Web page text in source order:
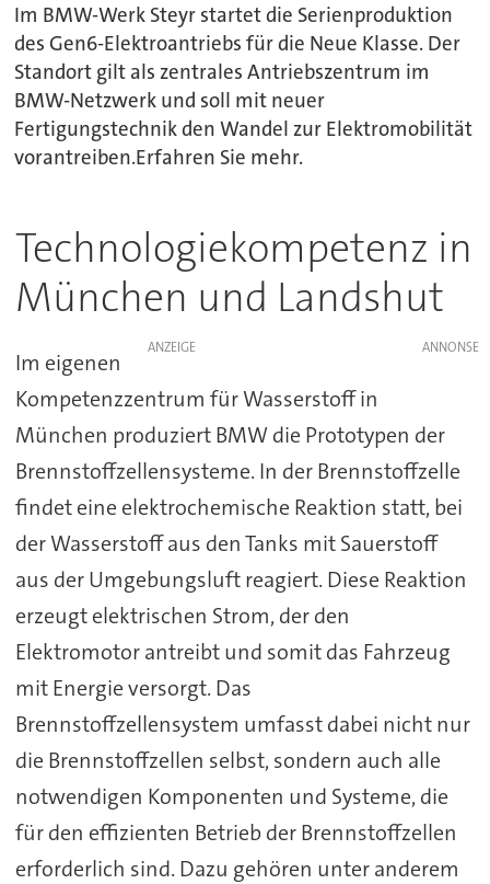
Im BMW-Werk Steyr startet die Serienproduktion
des Gen6-Elektroantriebs für die Neue Klasse. Der
Standort gilt als zentrales Antriebszentrum im
BMW-Netzwerk und soll mit neuer
Fertigungstechnik den Wandel zur Elektromobilität
vorantreiben.Erfahren Sie mehr.
Technologiekompetenz in
München und Landshut
ANZEIGE
Im eigenen
Kompetenzzentrum für Wasserstoff in
München produziert BMW die Prototypen der
Brennstoffzellensysteme. In der Brennstoffzelle
findet eine elektrochemische Reaktion statt, bei
der Wasserstoff aus den Tanks mit Sauerstoff
aus der Umgebungsluft reagiert. Diese Reaktion
erzeugt elektrischen Strom, der den
Elektromotor antreibt und somit das Fahrzeug
mit Energie versorgt. Das
Brennstoffzellensystem umfasst dabei nicht nur
die Brennstoffzellen selbst, sondern auch alle
notwendigen Komponenten und Systeme, die
für den effizienten Betrieb der Brennstoffzellen
erforderlich sind. Dazu gehören unter anderem